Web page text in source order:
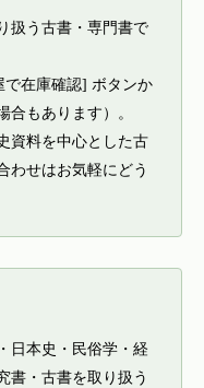
扱う古書・専門書で
で在庫確認] ボタンか
合もあります）。
資料を中心とした古
わせはお気軽にどう
日本史・民俗学・経
書・古書を取り扱う